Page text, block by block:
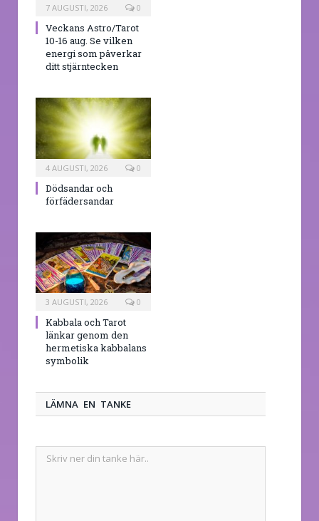
7 AUGUSTI, 2026 0
Veckans Astro/Tarot
10-16 aug. Se vilken
energi som påverkar
ditt stjärntecken
4 AUGUSTI, 2026 0
Dödsandar och
förfädersandar
3 AUGUSTI, 2026 0
Kabbala och Tarot
länkar genom den
hermetiska kabbalans
symbolik
LÄMNA EN TANKE